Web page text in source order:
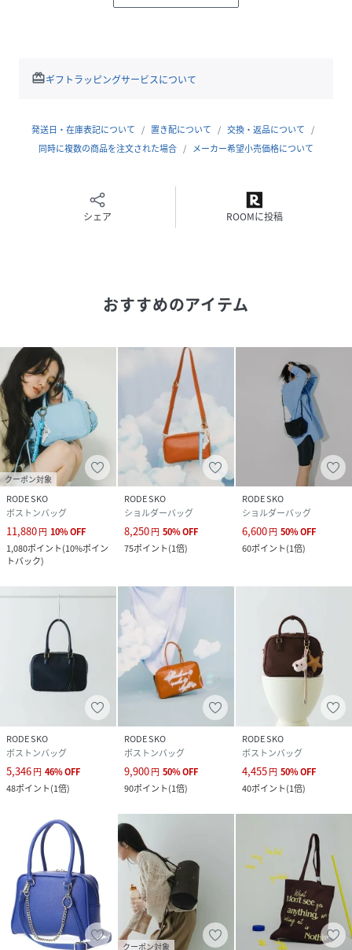
気分の上がるポイントです。
的なポイントを押さえつつも、カジュアルに見えすぎないの
が嬉しいBAGです。
Pas De DANSE(パドゥダンス)
direction by SKIN
【SKIN WRAPS AROUND THE WORLD /スキン】
異なるフィールドで活躍するメンバーが不定期で活動するア
ートコレクティブ。
アパレルデザイン制作、空間デザイン、ブランドディレクシ
ョン、アートディレクションなど多岐に渡って活動してい
る。
【2024 Autumn/Winter】【24AW】
※この商品に使用されている素材は、摩擦や汗や雨などによ
る水ぬれにより色落ちし、色移りする可能性がありますの
で、白色や淡色系の洋服等との組み合わせは注意してお取り
※保存する時は、湿度の高い場所を避けてください。
※その他お取り扱いに関しましては、商品に付属のアテンシ
ョンタグをご覧ください。
総重量 : 約165g
※商品画像は、光の当たり具合やパソコンなどの閲覧環境に
より、実際の色味と異なって見える場合がございます。予め
ご了承ください。
※商品の色味の目安は、商品単体の画像をご参照ください。
▼お気に入り登録のおすすめ▼
お気に入り登録商品は、マイページにて現在の価格情報や在
庫状況の確認が可能です。
お買い物リストの管理に是非ご利用下さい。
性別タイプ レディース
原産国 中国
redeemギフトラッピングサービスについて
発送日・在庫表記について 置き配について
交換・返品について
同時に複数の商品を注文された場合
メーカー希望小売価格について
シェア ROOMに投稿
おすすめのアイテム
クーポン対象
RODE SKO
ボストンバッグ
11,880円 10%OFF
1,080ポイント(10%ポイン
トバック)
RODE SKO
ショルダーバッグ
8,250円 50%OFF
75ポイント(1倍)
RODE SKO
ショルダーバッグ
6,600円 50%OFF
60ポイント(1倍)
RODE SKO
ボストンバッグ
5,346円 46%OFF
48ポイント(1倍)
RODE SKO
ボストンバッグ
9,900円 50%OFF
90ポイント(1倍)
RODE SKO
ボストンバッグ
4,455円 50%OFF
40ポイント(1倍)
クーポン対象